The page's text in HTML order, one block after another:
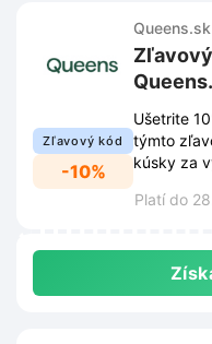
Zľavový kód
-10%
Queens.sk
Zľavový
Ušetrite
týmto
kúsky za
Platí do